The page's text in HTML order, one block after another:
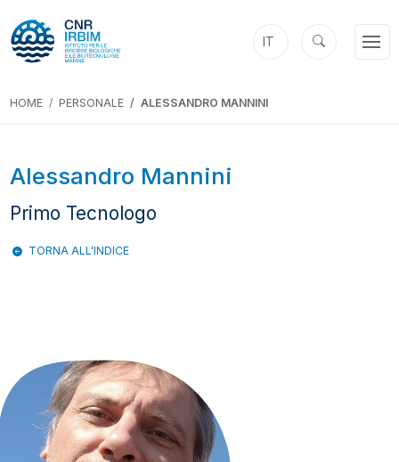
IT
HOME PERSONALE ALESSANDRO MANNINI
Alessandro Mannini
Primo Tecnologo
TORNA ALL'INDICE